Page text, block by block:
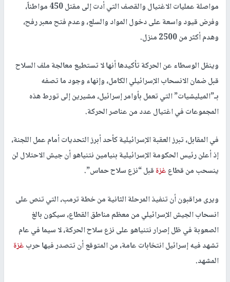
مواصلة عمليات الاغتيال والقصف التي أدت إلى مقتل 450 مواطناً،
وفرض قيود واسعة على دخول المواد والسلع، وعدم فتح معبر رفح،
وهدم أكثر من 2500 منزل.
وينقل الوسطاء عن الحركة تأكيدها أنها لا تستطيع معالجة ملف السلاح
قبل ضمان الانسحاب الإسرائيلي الكامل، وإنهاء وجود ما تصفه
بـ”الميليشيات” التي تعمل بأوامر إسرائيل، مشيرين إلى تورط هذه
المجموعات في اغتيال عدد من عناصر الحركة.
في المقابل، تبرز العقبة الإسرائيلية كأحد أبرز التحديات أمام عمل اللجنة،
إذ أعلن رئيس الحكومة الإسرائيلية بنيامين نتنياهو أن جيش الاحتلال لن
ينسحب من قطاعغزةقبل “نزع سلاح حماس”.
ويرى مراقبون أن تنفيذ المرحلة الثانية من خطة ترمب، التي تنص على
انسحاب الجيش الإسرائيلي من معظم مناطق القطاع، سيكون بالغ
الصعوبة في ظل إصرار نتنياهو على نزع سلاح الحركة، لا سيما في عام
تشهد فيه إسرائيل انتخابات عامة، من المتوقع أن تتصدر فيها حربغزة
المشهد.